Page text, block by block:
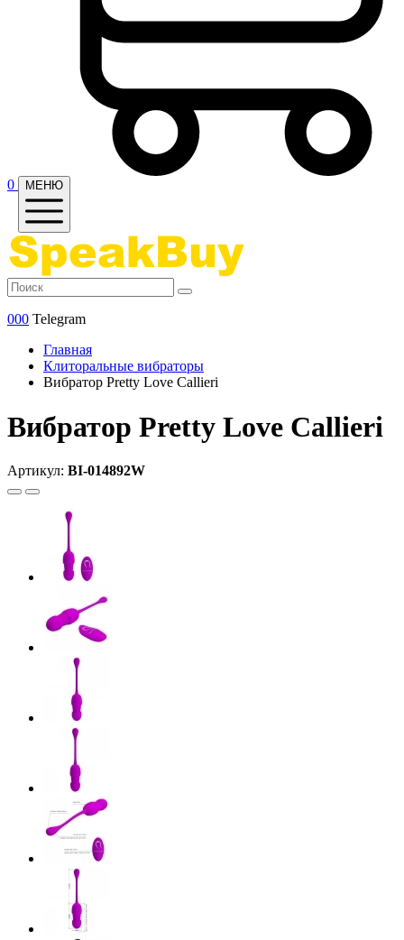
0 МЕНЮ
000 Telegram
Главная
Клиторальные вибраторы
Вибратор Pretty Love Callieri
Вибратор Pretty Love Callieri
Артикул: BI-014892W